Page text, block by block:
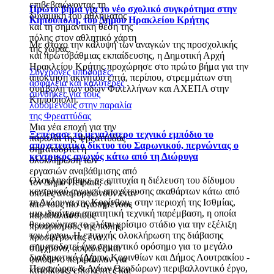
Πρώτο βήμα για το νέο σχολικό συγκρότημα στην
Κηπούπολη, του Δήμου Ηρακλείου Κρήτης
Με στόχο την κάλυψη των αναγκών της προσχολικής
και πρωτοβάθμιας εκπαίδευσης, η Δημοτική Αρχή
Ηρακλείου Κρήτης προχώρησε στο πρώτο βήμα για την
απόκτηση ακινήτου επτά, περίπου, στρεμμάτων στη
συμβολή των οδών Φιλελλήνων και ΑΧΕΠΑ στην
Κηπούπολη.
Ξεπέρασε το μεγαλύτερο τεχνικό εμπόδιο το
αποχετευτικό δίκτυο του Σαρωνικού, περνώντας ο
κεντρικός αγωγός κάτω από τη Διώρυγα
Ολοκληρώθηκε με επιτυχία η διέλευση του δίδυμου
κεντρικού αγωγού αποχέτευσης ακαθάρτων κάτω από
τη Διώρυγα της Κορίνθου, στην περιοχή της Ισθμίας,
μια ιδιαίτερα απαιτητική τεχνική παρέμβαση, η οποία
θεωρούνταν το πλέον κρίσιμο στάδιο για την εξέλιξη
του έργου. Η επιτυχής ολοκλήρωση της διάβασης
σηματοδοτεί ένα σημαντικό ορόσημο για το μεγάλο
διαδημοτικό (Δήμος Κορινθίων και Δήμος Λουτρακίου -
Περαχώρας & Αγίων Θεοδώρων) περιβαλλοντικό έργο,
επιβεβαιώνοντας τη
δυναμική του αθλήματος
και τη σημαντική θέση της
πόλης στον αθλητικό χάρτη
της χώρας.
Σύγχρονες υποδομές,
ασφάλεια και καλύτερες
συνθήκες για τους
λουόμενους στην παραλία
της Φρεαττύδας
Μια νέα εποχή για την
παραλία της Φρεαττύδας
σηματοδοτεί η
ολοκλήρωση των
εργασιών αναβάθμισης από
τον Δήμο Πειραιά, οι
οποίες αναμορφώνουν έναν
από τους πιο αγαπημένους
παραθαλάσσιους
προορισμούς της πόλης,
προσφέροντας ένα
σύγχρονο, ασφαλές και
φιλόξενο περιβάλλον για
κατοίκους, επισκέπτες και